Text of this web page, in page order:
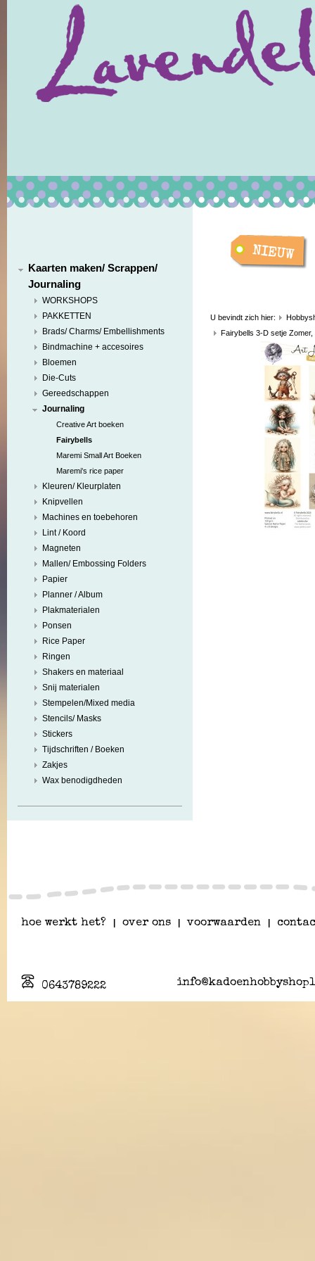
Kaarten maken/ Scrappen/
Journaling
WORKSHOPS
PAKKETTEN
Brads/ Charms/ Embellishments
Bindmachine + accesoires
Bloemen
Die-Cuts
Gereedschappen
Journaling
Creative Art boeken
Fairybells
Maremi Small Art Boeken
Maremi's rice paper
Kleuren/ Kleurplaten
Knipvellen
Machines en toebehoren
Lint / Koord
Magneten
Mallen/ Embossing Folders
Papier
Planner / Album
Plakmaterialen
Ponsen
Rice Paper
Ringen
Shakers en materiaal
Snij materialen
Stempelen/Mixed media
Stencils/ Masks
Stickers
Tijdschriften / Boeken
Zakjes
Wax benodigdheden
U bevindt zich hier:
Fairybells 3-D setje
hoe werkt het? over ons voorwaarden
0643789222